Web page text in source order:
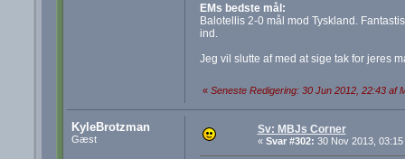
EMs bedste mål:
Balotellis 2-0 mål mod Tyskland.
ind.
Jeg vil slutte af med at sige tak for jeres
« Seneste Redigering: 30 Jun 2012, 22:43 af
KyleBrotzman
Gæst
Sv: MBJs Corner
« Svar #302: 30 Nov 2013, 03:15